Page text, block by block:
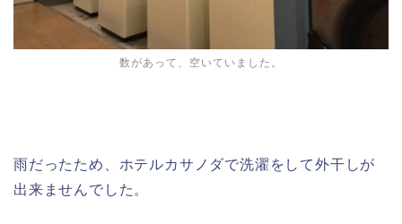
数があって、空いていました。
雨だったため、ホテルカサノダで洗濯をして外干しが
出来ませんでした。